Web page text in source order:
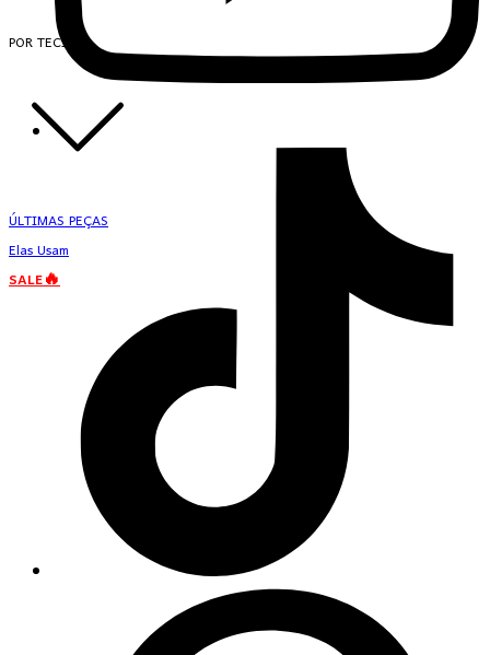
POR TECIDO
ÚLTIMAS PEÇAS
Elas Usam
SALE🔥